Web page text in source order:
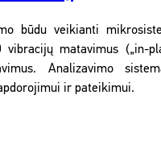
būdu veikianti
matavimus („in-
Analizavimo
ir pateikimui.